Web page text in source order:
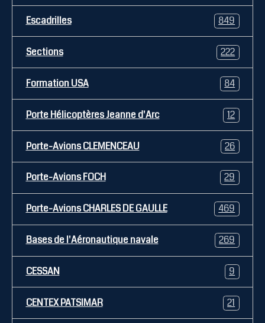
Escadrilles 849
Sections 222
Formation USA 84
Porte Hélicoptères Jeanne d'Arc 12
Porte-Avions CLEMENCEAU 26
Porte-Avions FOCH 29
Porte-Avions CHARLES DE GAULLE 469
Bases de l'Aéronautique navale 269
CESSAN 9
CENTEX PATSIMAR 21